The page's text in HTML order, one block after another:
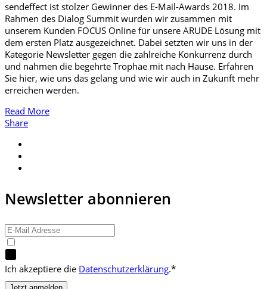
sendeffect ist stolzer Gewinner des E-Mail-Awards 2018. Im
Rahmen des Dialog Summit wurden wir zusammen mit
unserem Kunden FOCUS Online für unsere ARUDE Lösung mit
dem ersten Platz ausgezeichnet. Dabei setzten wir uns in der
Kategorie Newsletter gegen die zahlreiche Konkurrenz durch
und nahmen die begehrte Trophäe mit nach Hause. Erfahren
Sie hier, wie uns das gelang und wie wir auch in Zukunft mehr
erreichen werden.
Read More
Share
Newsletter abonnieren
Ich akzeptiere die Datenschutzerklärung.*